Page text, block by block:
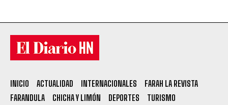
INICIO ACTUALIDAD INTERNACIONALES
FARAH LA REVISTA
FARANDULA
CHICHA Y LIMÓN DEPORTES TURISMO